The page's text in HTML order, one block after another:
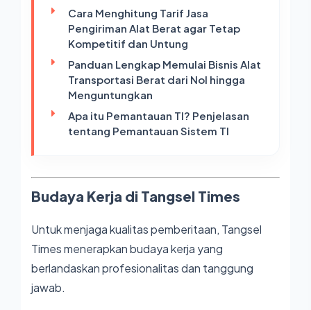
Cara Menghitung Tarif Jasa
Pengiriman Alat Berat agar Tetap
Kompetitif dan Untung
Panduan Lengkap Memulai Bisnis Alat
Transportasi Berat dari Nol hingga
Menguntungkan
Apa itu Pemantauan TI? Penjelasan
tentang Pemantauan Sistem TI
Budaya Kerja di Tangsel Times
Untuk menjaga kualitas pemberitaan, Tangsel
Times menerapkan budaya kerja yang
berlandaskan profesionalitas dan tanggung
jawab.